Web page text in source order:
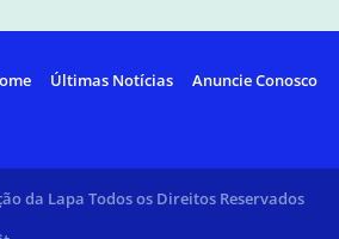
Últimas Notícias Anuncie Conosco
da Lapa Todos os Direitos Reservados